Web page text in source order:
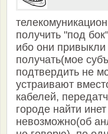
получить "под
ибо они
получать(мое
подтвердить не
устраивают
кабелей,
городе найти
невозможно(об